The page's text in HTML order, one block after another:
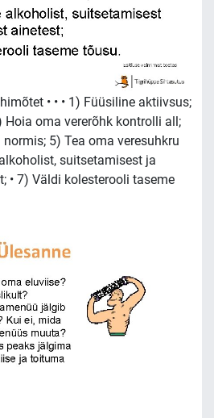
• • • 1) Füüsiline aktiivsus;
oma vererõhk kontrolli all;
5) Tea oma veresuhkru
suitsetamisest ja
• 7) Väldi kolesterooli taseme